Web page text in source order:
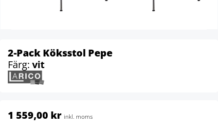
2-Pack Köksstol Pepe
Färg: vit
1 559,00 kr inkl. moms